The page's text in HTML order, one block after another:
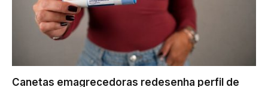
Canetas emagrecedoras redesenha perfil de